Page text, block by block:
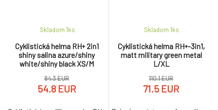
Cyklistická helma RH+ 2in1
shiny salina azure/shiny
white/shiny black XS/M
Skladom 1ks
84.3 EUR
54.8 EUR
Cyklistická helma RH+-3in1,
matt military green metal
L/XL
Skladom 1ks
110.1 EUR
71.5 EUR